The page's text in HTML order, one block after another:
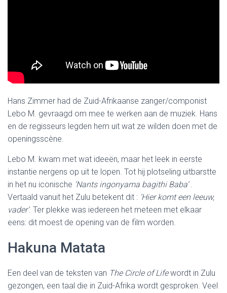
Hans Zimmer had de Zuid-Afrikaanse zanger/componist
Lebo M. gevraagd om mee te werken aan de muziek. Hans
en de regisseurs legden hem uit wat ze wilden doen met de
openingsscène.
Lebo M. kwam met wat ideeën, maar het leek in eerste
instantie nergens op uit te lopen. Tot hij plotseling uitbarstte
in het nu iconische ‘Nants ingonyama bagithi Baba’.
Vertaald vanuit het Zulu betekent dit : ‘Hier komt een leeuw,
vader’. Ter plekke was iedereen het meteen met elkaar
eens: dit moest de opening van de film worden.
Hakuna Matata
Een deel van de teksten van The Circle of Lifewordt in Zulu
gezongen, een taal die in Zuid-Afrika wordt gesproken. Veel